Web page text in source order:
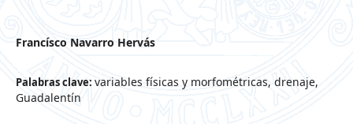
Francísco Navarro Hervás
Palabras clave: variables físicas y morfométricas, drenaje,
Guadalentín